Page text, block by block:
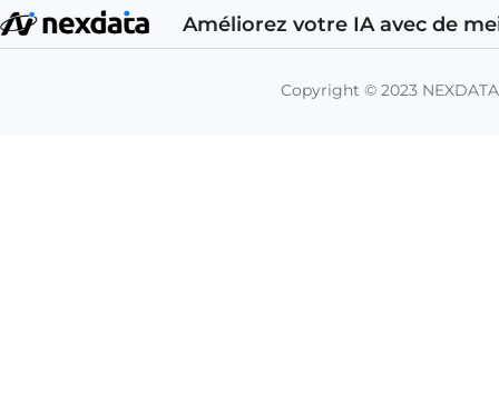
Améliorez votre IA avec de
Copyright © 2023 NEXDATA